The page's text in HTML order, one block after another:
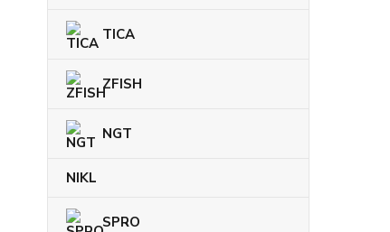
TICA
ZFISH
NGT
NIKL
SPRO